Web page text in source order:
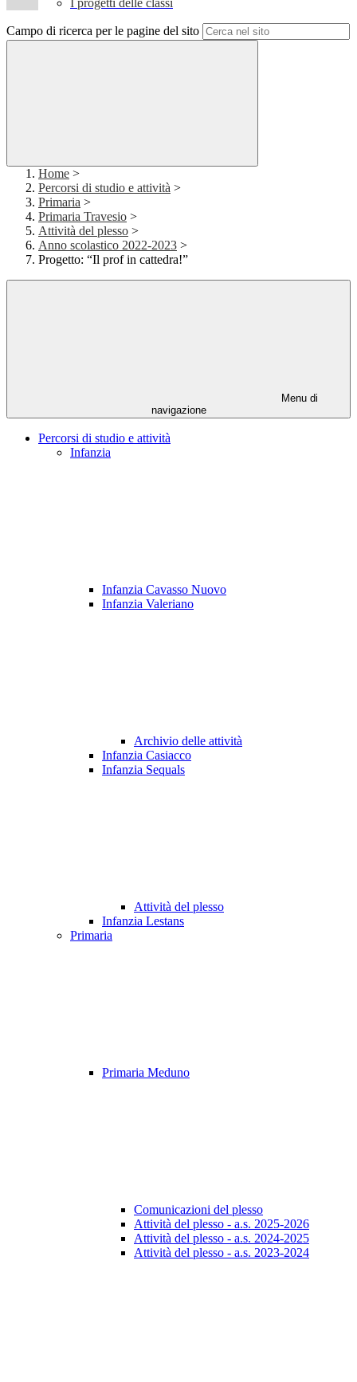
I progetti delle classi
Campo di ricerca per le pagine del sito
Home >
Percorsi di studio e attività >
Primaria >
Primaria Travesio >
Attività del plesso >
Anno scolastico 2022-2023 >
Progetto: “Il prof in cattedra!”
Menu di
navigazione
Percorsi di studio e attività
Infanzia
Infanzia Cavasso Nuovo
Infanzia Valeriano
Archivio delle attività
Infanzia Casiacco
Infanzia Sequals
Attività del plesso
Infanzia Lestans
Primaria
Primaria Meduno
Comunicazioni del plesso
Attività del plesso - a.s. 2025-2026
Attività del plesso - a.s. 2024-2025
Attività del plesso - a.s. 2023-2024